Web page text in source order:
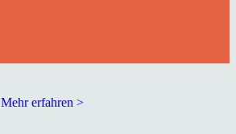
Mehr erfahren >